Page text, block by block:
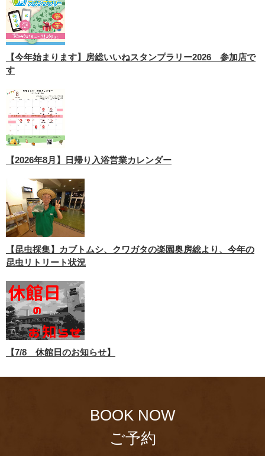
【今年始まります】房総いいねスタンプラリー2026 参加店で
す
【2026年8月】日帰り入浴営業カレンダー
【昆虫採集】カブトムシ、クワガタの楽園奥房総より、今年の
昆虫リトリート状況
【7/8 休館日のお知らせ】
BOOK NOW
ご予約